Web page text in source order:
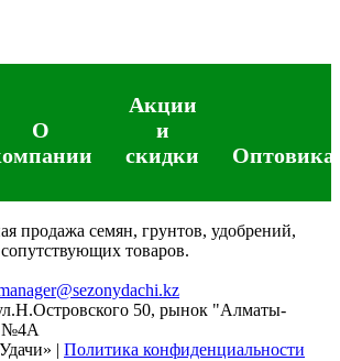
О
Акции
и
скидки
продажа семян, грунтов, удобрений,
товаров.
50, рынок "Алматы-
№4A
| Политика конфиденциальности